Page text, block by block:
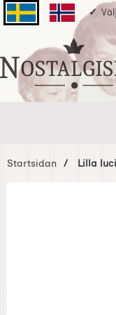
Svenska sidanNorska sidan
Startsidan Lilla